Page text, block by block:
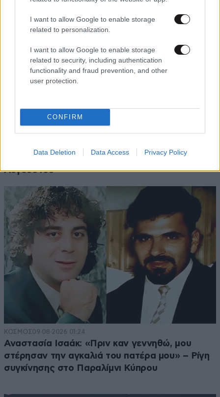
I want to allow Google to enable storage
related to personalization.
I want to allow Google to enable storage
related to security, including authentication
functionality and fraud prevention, and other
user protection.
CONFIRM
Data Deletion Data Access Privacy Policy
Εορτολόγιο: Ποιος γιορτάζει σήμερα 9
Αυγούστου
ΚΟΣΜΟΣ09·08·2026 01:24
Αναστασία Ισαάκ: «Πριν καν γεννηθώ, μου
στέρησαν την αγκαλιά του πατέρα μου» – Ρίγη
συγκίνησης στο Παραλίμνι Κύπρου